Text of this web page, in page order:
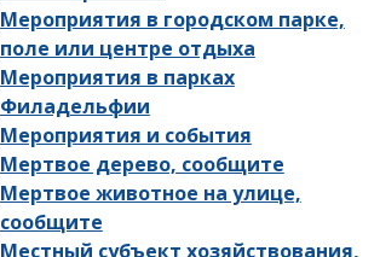
Мероприятия в городском парке,
поле или центре отдыха
Мероприятия в парках
Филадельфии
Мероприятия и события
Мертвое дерево, сообщите
Мертвое животное на улице,
сообщите
Местный субъект хозяйствования,